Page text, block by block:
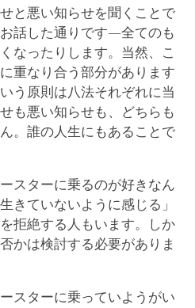
と悪い知らせを聞くことで
話した通りです―全てのも
なったりします。当然、こ
重なり合う部分があります
う原則は八法それぞれに当
も悪い知らせも、どちらも
。誰の人生にもあることで
スターに乗るのが好きなん
きていないように感じる」
拒絶する人もいます。しか
かは検討する必要がありま
スターに乗っていようがい